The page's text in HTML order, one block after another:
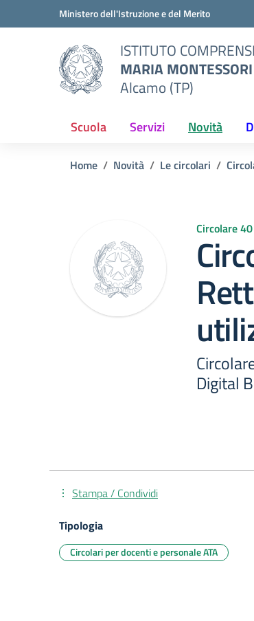
Vai ai contenuti
Vai al menu di navigazioneMinistero dell'Istruzione e del Merito
ISTITUTO
MARIA MONTESSORI
Alcamo (TP)
Scuola Servizi Novità
Home Novità Le circolari
Circolare 40
Digital
Stampa / Condividi
Tipologia
Circolari per docenti e personale ATA